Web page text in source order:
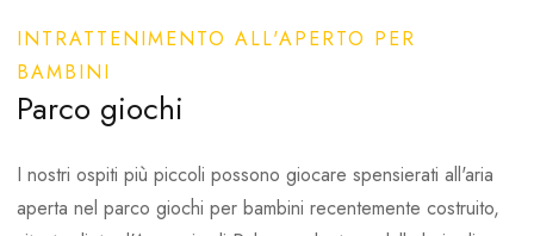
INTRATTENIMENTO ALL'APERTO PER
BAMBINI
Parco giochi
I nostri ospiti più piccoli possono giocare spensierati all'aria
aperta nel parco giochi per bambini recentemente costruito,